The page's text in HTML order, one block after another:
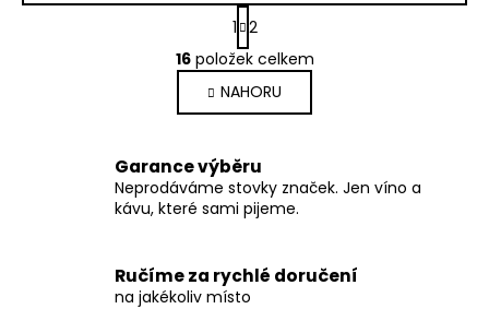
O
v
l
á
a
c
í
r
v
S
t
r
á
n
k
v
á
n
í
1 2
16položek celkem
NAHORU
Garance výběru
Neprodáváme stovky značek. Jen víno a
kávu, které sami pijeme.
Ručíme za rychlé doručení
na jakékoliv místo